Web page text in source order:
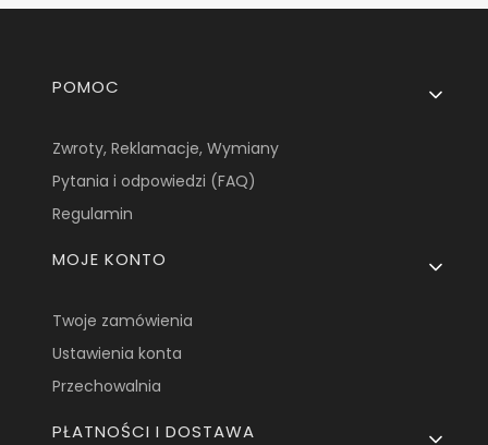
Linki w stopce
POMOC
Zwroty, Reklamacje, Wymiany
Pytania i odpowiedzi (FAQ)
Regulamin
MOJE KONTO
Twoje zamówienia
Ustawienia konta
Przechowalnia
PŁATNOŚCI I DOSTAWA